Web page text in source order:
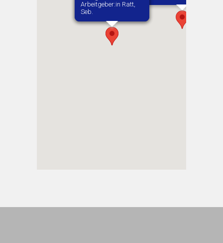
Arbeitgeber:in​ Huber
Geschwister
Arbeitgeber:in​ Ratt,
Seb.